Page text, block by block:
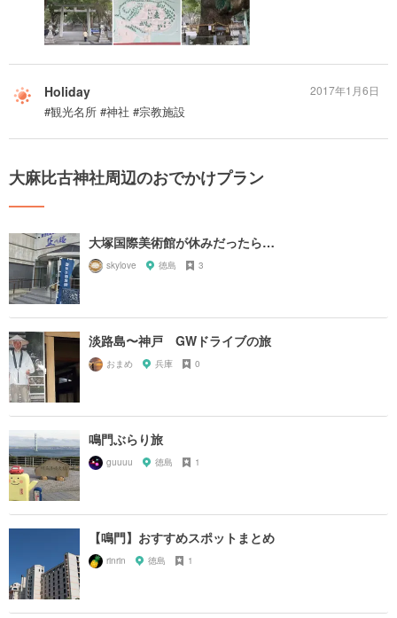
Holiday
#観光名所 #神社 #宗教施設
2017年1月6日
大麻比古神社周辺のおでかけプラン
大塚国際美術館が休みだったら…
skylove 徳島 3
淡路島〜神戸 GWドライブの旅
おまめ 兵庫 0
鳴門ぶらり旅
guuuu 徳島 1
【鳴門】おすすめスポットまとめ
rinrin 徳島 1